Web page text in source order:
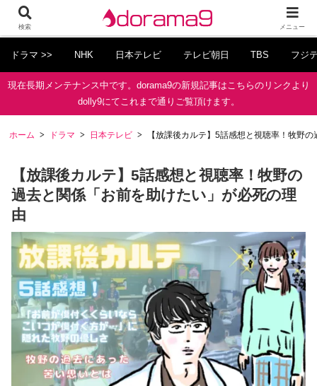
ドラマ >> NHK 日本テレビ テレビ朝日 TBS フジ
現在長期メンテナンス中です。dorama9の新規記事はこちらのリンクより
dolly9にてこれまで通りご覧頂けます。
ホーム ドラマ 日本テレビ 【放課後カルテ】5話感想と視聴率！牧野
【放課後カルテ】5話感想と視聴率！牧野の
過去と関係「お前を助けたい」が必死の理
由
検索 メニュー